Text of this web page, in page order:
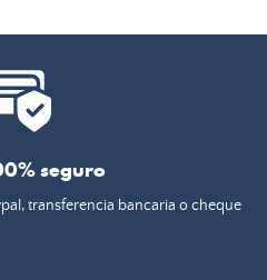
seguro
transferencia bancaria o cheque